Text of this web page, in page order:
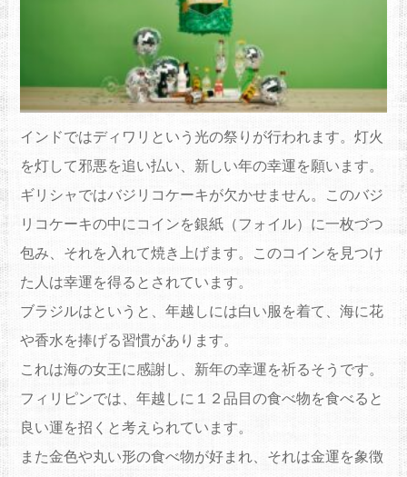
インドではディワリという光の祭りが行われます。 灯火
を灯して邪悪を追い払い、新しい年の幸運を願います。
ギリシャではバジリコケーキが欠かせません。
このバジ
リコケーキの中にコインを銀紙（フォイル） に一枚づつ
包み、それを入れて焼き上げます。
このコインを見つけ
た人は幸運を得るとされています。
ブラジルはというと、年越しには白い服を着て、海に花
や香水を捧げる習慣があります。
これは海の女王に感謝し、新年の幸運を祈るそうです。
フィリピンでは、 年越しに１２品目の食べ物を食べると
良い運を招くと考えられています。
また金色や丸い形の食べ物が好まれ、それは金運を象徴